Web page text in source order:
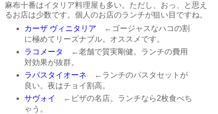
麻布十番はイタリア料理屋も多い。ただし、おっ、と思え
るお店は少数です。個人のお店のランチが狙い目ですね。
カーザ ヴィニタリア ←ゴージャスなハコの割
に極めてリーズナブル。オススメです。
ラコメータ ←老舗で質実剛健。ランチの費用
対効果が抜群。
ラパスタイオーネ ←ランチのパスタセットが
良い。夜はチョイ割高。
サヴォイ
←ピザの名店。ランチなら2枚食べち
ゃう。